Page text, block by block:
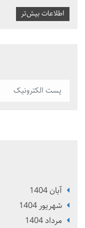
اطلاعات بیش‌تر
آبان 1404
شهریور 1404
مرداد 1404